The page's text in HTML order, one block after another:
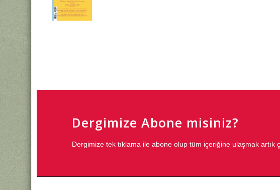
Dergimize Abone misiniz?
Dergimize tek tıklama ile abone olup tüm içeriğine ulaşmak artık